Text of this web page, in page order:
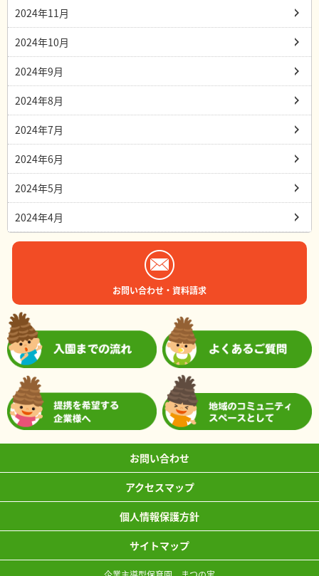
2024年11月
2024年10月
2024年9月
2024年8月
2024年7月
2024年6月
2024年5月
2024年4月
お問い合わせ・資料請求
お問い合わせ
アクセスマップ
個人情報保護方針
サイトマップ